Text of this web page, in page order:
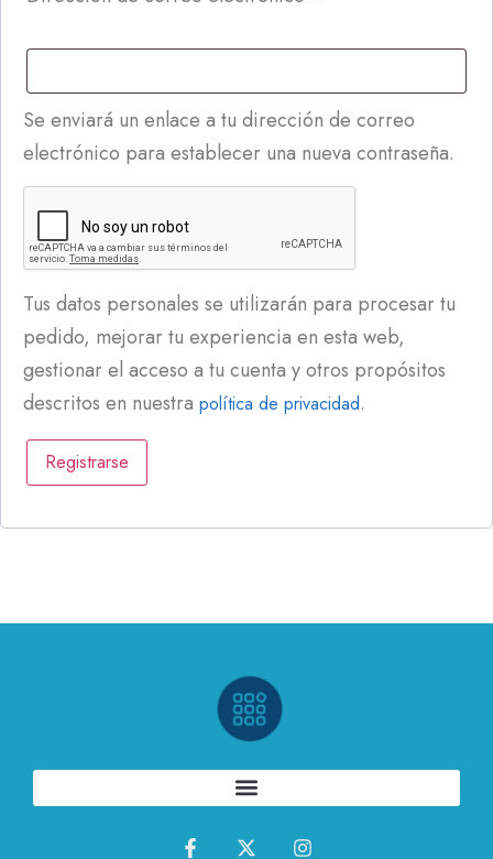
Se enviará un enlace a tu dirección de correo
electrónico para establecer una nueva contraseña.
Tus datos personales se utilizarán para procesar tu
pedido, mejorar tu experiencia en esta web,
gestionar el acceso a tu cuenta y otros propósitos
descritos en nuestra política de privacidad.
Registrarse